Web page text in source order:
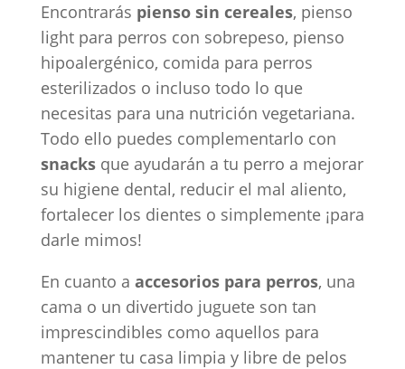
Encontrarás pienso sin cereales, pienso
light para perros con sobrepeso, pienso
hipoalergénico, comida para perros
esterilizados o incluso todo lo que
necesitas para una nutrición vegetariana.
Todo ello puedes complementarlo con
snacks que ayudarán a tu perro a mejorar
su higiene dental, reducir el mal aliento,
fortalecer los dientes o simplemente ¡para
darle mimos!
En cuanto a accesorios para perros, una
cama o un divertido juguete son tan
imprescindibles como aquellos para
mantener tu casa limpia y libre de pelos